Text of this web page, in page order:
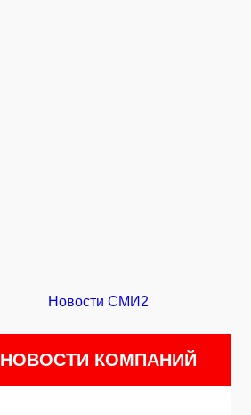
Новости СМИ2
НОВОСТИ КОМПАНИЙ